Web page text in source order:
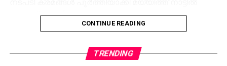
കൊണ്ട് പോയി ഖബറടക്കും
CONTINUE READING
TRENDING